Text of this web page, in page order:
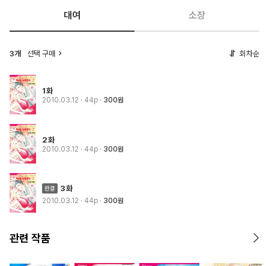
대여 소장
3개 선택 구매 회차순
1화
2010.03.12 · 44p 300원
2화
2010.03.12 · 44p 300원
3화
2010.03.12 · 44p 300원
관련 작품